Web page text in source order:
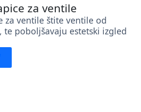
za ventile
za ventile štite ventile od
te poboljšavaju estetski izgled